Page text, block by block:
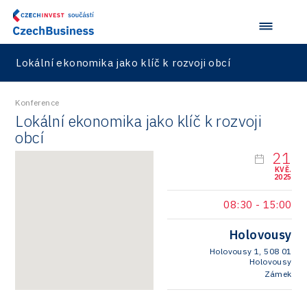
Lokální ekonomika jako klíč k rozvoji obcí
Konference
Lokální ekonomika jako klíč k rozvoji
obcí
21
KVĚ.
2025
08:30 - 15:00
Holovousy
Holovousy 1, 508 01
Holovousy
Zámek